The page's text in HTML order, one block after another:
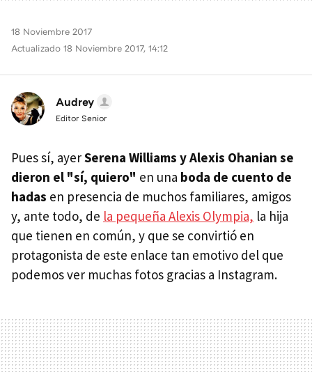
18 Noviembre 2017
Actualizado 18 Noviembre 2017, 14:12
Audrey
Editor Senior
Pues sí, ayerSerena Williams y Alexis Ohanian se
dieron el "sí, quiero" en una boda de cuento de
hadas en presencia de muchos familiares, amigos
y, ante todo, de la pequeña Alexis Olympia, la hija
que tienen en común, y que se convirtió en
protagonista de este enlace tan emotivo del que
podemos ver muchas fotos gracias a Instagram.